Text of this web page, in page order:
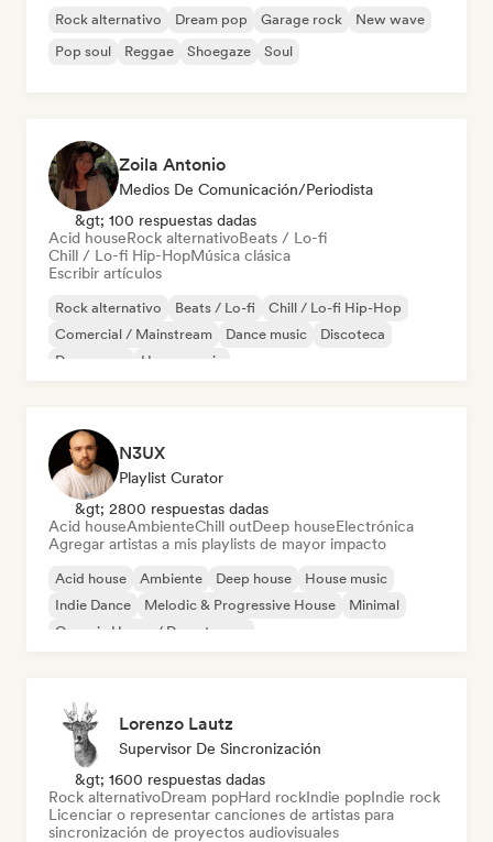
Rock alternativo Dream pop Garage rock
New wave
Pop soul
Reggae Shoegaze Soul
Zoila Antonio
Medios De Comunicación/Periodista
&gt; 100 respuestas dadas
Acid houseRock alternativoBeats / Lo-fi
Chill / Lo-fi Hip-HopMúsica clásica
Escribir artículos
Rock alternativo Beats / Lo-fi
Chill / Lo-fi Hip-Hop
Comercial / Mainstream
Dance music
Discoteca
Dream pop
House music
N3UX
Playlist Curator
&gt; 2800 respuestas dadas
Acid houseAmbienteChill outDeep houseElectrónica
Agregar artistas a mis playlists de mayor impacto
Acid house Ambiente Deep house
House music
Indie Dance
Melodic & Progressive House
Minimal
Organic House / Downtempo
Lorenzo Lautz
Supervisor De Sincronización
&gt; 1600 respuestas dadas
Rock alternativoDream popHard rockIndie popIndie rock
Licenciar o representar canciones de artistas para
sincronización de proyectos audiovisuales